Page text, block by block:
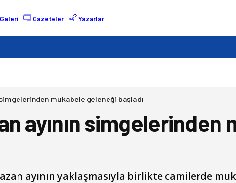
Galeri Gazeteler Yazarlar
simgelerinden mukabele geleneği başladı
ayının
ayının yaklaşmasıyla birlikte camilerde